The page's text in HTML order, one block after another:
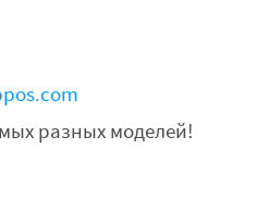
разных моделей!